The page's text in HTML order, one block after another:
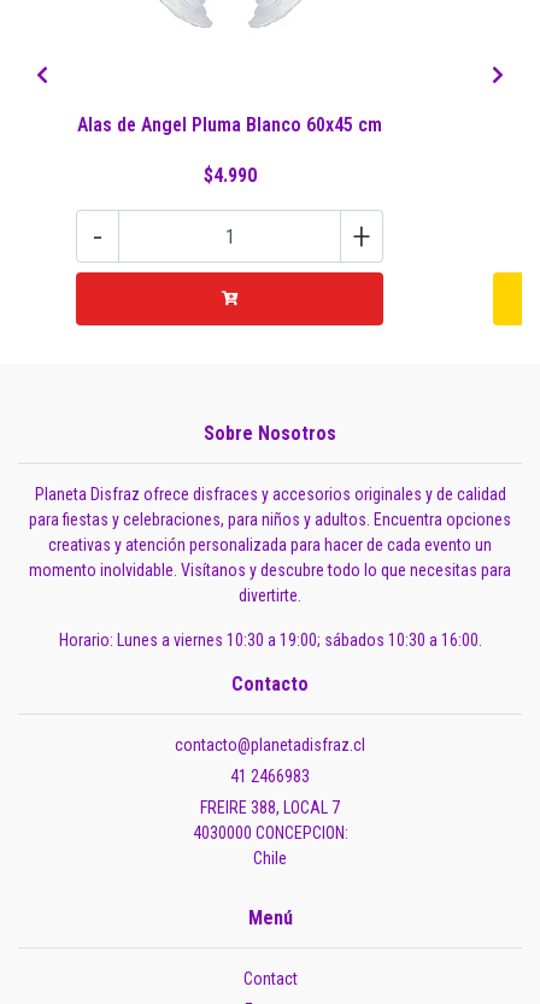
Alas de Angel Pluma Blanco 60x45 cm
$4.990
- +
Sobre Nosotros
Planeta Disfraz ofrece disfraces y accesorios originales y de calidad
para fiestas y celebraciones, para niños y adultos. Encuentra opciones
creativas y atención personalizada para hacer de cada evento un
momento inolvidable. Visítanos y descubre todo lo que necesitas para
divertirte.
Horario: Lunes a viernes 10:30 a 19:00; sábados 10:30 a 16:00.
Contacto
contacto@planetadisfraz.cl
41 2466983
FREIRE 388, LOCAL 7
4030000 CONCEPCION:
Chile
Menú
Contact